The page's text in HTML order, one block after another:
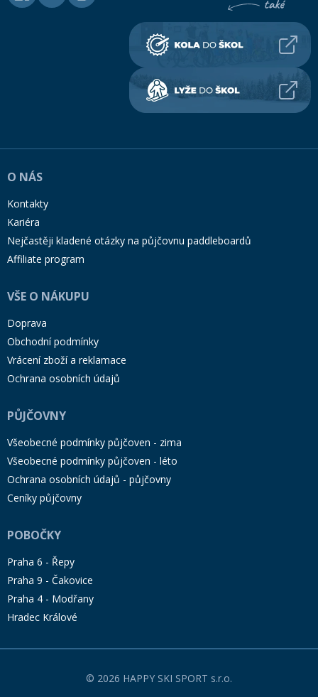
O NÁS
Kontakty
Kariéra
Nejčastěji kladené otázky na půjčovnu paddleboardů
Affiliate program
VŠE O NÁKUPU
Doprava
Obchodní podmínky
Vrácení zboží a reklamace
Ochrana osobních údajů
PŮJČOVNY
Všeobecné podmínky půjčoven - zima
Všeobecné podmínky půjčoven - léto
Ochrana osobních údajů - půjčovny
Ceníky půjčovny
POBOČKY
Praha 6 - Řepy
Praha 9 - Čakovice
Praha 4 - Modřany
Hradec Králové
© 2026 HAPPY SKI SPORT s.r.o.